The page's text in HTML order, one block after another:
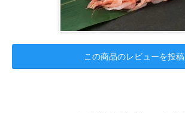
この商品のレビューを投稿